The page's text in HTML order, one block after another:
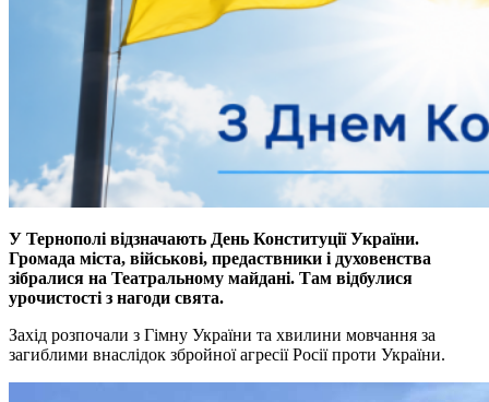
У Тернополі відзначають День Конституції України.
Громада міста, військові, предаствники і духовенства
зібралися на Театральному майдані. Там відбулися
урочистості з нагоди свята.
Захід розпочали з Гімну України та хвилини мовчання за
загиблими внаслідок збройної агресії Росії проти України.